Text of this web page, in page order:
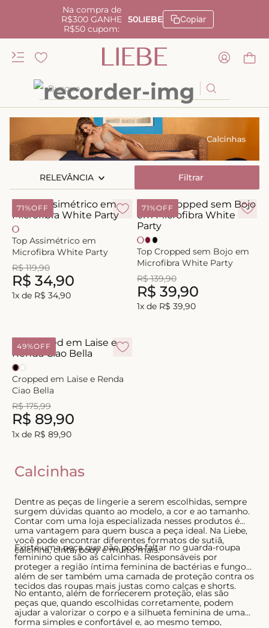
Na compra de
R$300 GANHE
R$50 cupom:
50LIEBE Copiar
Busque
RELEVÂNCIA Filtrar
71%OFF
Top Assimétrico em
Microfibra White Party
R$ 119,90
R$ 34,90
1x de R$ 34,90
71%OFF
Top Cropped sem Bojo em
Microfibra White Party
R$ 139,90
R$ 39,90
1x de R$ 39,90
49%OFF
Cropped em Laise e Renda
Ciao Bella
R$ 175,99
R$ 89,90
1x de R$ 89,90
Calcinhas
Dentre as peças de lingerie a serem escolhidas, sempre
surgem dúvidas quanto ao modelo, a cor e ao tamanho.
Contar com uma loja especializada nesses produtos é
uma vantagem para quem busca a peça ideal. Na Liebe,
você pode encontrar diferentes formatos de sutiã,
calcinha, cinta, body e muito mais.
Existe uma peça que não pode faltar no guarda-roupa
feminino que são as calcinhas. Responsáveis por
proteger a região íntima feminina de bactérias e fungos,
além de ser também uma camada de proteção contra os
tecidos das roupas mais justas como calças e shorts.
No entanto, além de fornecerem proteção, elas são
peças que, quando escolhidas corretamente, podem
ajudar a valorizar o corpo e a silhueta feminina de uma
forma simples e confortável e, ao mesmo tempo,
TERMOS MAIS BUSCADOS
kiss me
camisola
calcinha renda
anatomic
calcinha alta
triangulo
biquini